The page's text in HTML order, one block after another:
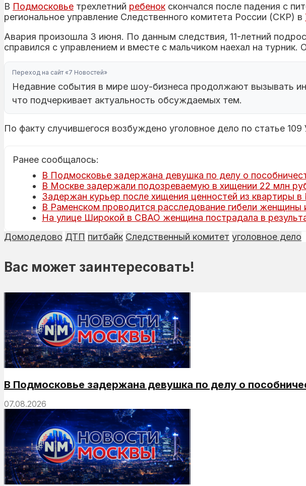
В Подмосковье трехлетний ребенок скончался после падения с
региональное управление Следственного комитета России (СКР) в
Авария произошла 3 июня. По данным следствия, 11-летний
справился с управлением и вместе с мальчиком наехал на
Переход на сайт «7 Новостей»
Недавние события в мире шоу-бизнеса продолжают вызывать
что подчеркивает актуальность обсуждаемых тем.
По факту случившегося возбуждено уголовное дело по статье
Ранее сообщалось:
В Подмосковье задержана девушка по делу о
В Москве задержали подозреваемую в хищении 22 млн
Задержан курьер после хищения ценностей из квартиры
В Раменском проводится расследование гибели женщины
На улице Широкой в СВАО женщина пострадала в
Домодедово ДТП питбайк Следственный комитет уголовное дело
Вас может заинтересовать!
В Подмосковье задержана девушка по делу о
07.08.2026